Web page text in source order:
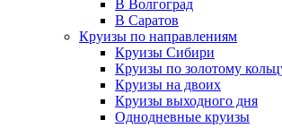
В Волгоград
В Саратов
Круизы по направлениям
Круизы Сибири
Круизы по золотому
Круизы на двоих
Круизы выходного дня
Однодневные круизы